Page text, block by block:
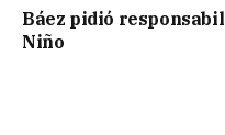
Báez pidió
Niño